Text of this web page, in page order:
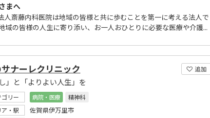
まへ
人斎藤内科医院は地域の皆様と共に歩むことを第一に考える法人で
域の皆様の人生に寄り添い、お一人おひとりに必要な医療や介護...
追加
ナーレクリニック
し」と「よりよい人生」を
ゴリー 病院・医療
精神科
・駅
佐賀県伊万里市